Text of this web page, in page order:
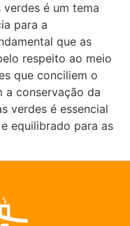
é um tema
para a
que as
respeito ao meio
que conciliem o
a conservação da
verdes é essencial
equilibrado para as